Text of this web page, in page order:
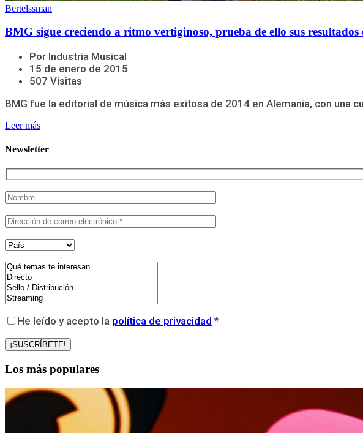
Bertelssman
BMG sigue creciendo a ritmo vertiginoso, prueba de ello sus resultados
Por Industria Musical
15 de enero de 2015
507 Visitas
BMG fue la editorial de música más exitosa de 2014 en Alemania, con una
Leer más
Newsletter
He leído y acepto la política de privacidad *
Los más populares